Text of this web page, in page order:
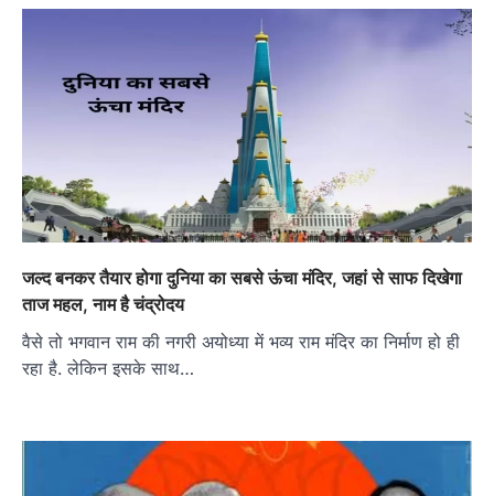
जल्द बनकर तैयार होगा दुनिया का सबसे ऊंचा मंदिर, जहां से साफ दिखेगा
ताज महल, नाम है चंद्रोदय
वैसे तो भगवान राम की नगरी अयोध्या में भव्य राम मंदिर का निर्माण हो ही
रहा है. लेकिन इसके साथ…